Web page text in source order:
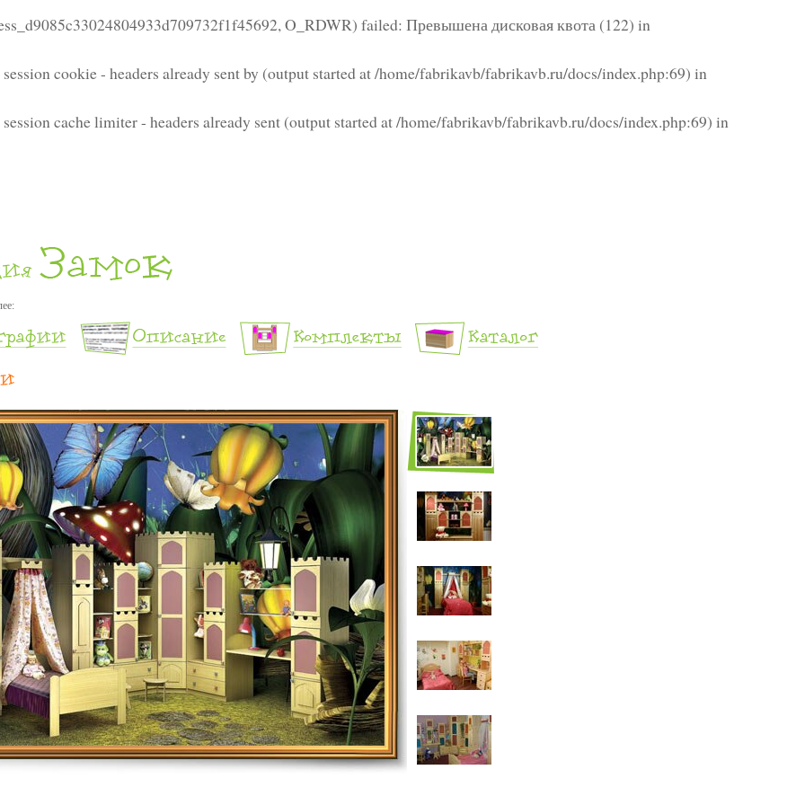
O_RDWR) failed: Превышена дисковая квота (122) in
cookie - headers already sent by (output started at /home/fabrikavb/fabrikavb.ru/docs/index.php:69) in
cache limiter - headers already sent (output started at /home/fabrikavb/fabrikavb.ru/docs/index.php:69) in